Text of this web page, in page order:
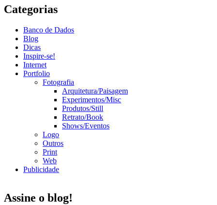
Categorias
Banco de Dados
Blog
Dicas
Inspire-se!
Internet
Portfolio
Fotografia
Arquitetura/Paisagem
Experimentos/Misc
Produtos/Still
Retrato/Book
Shows/Eventos
Logo
Outros
Print
Web
Publicidade
Assine o blog!